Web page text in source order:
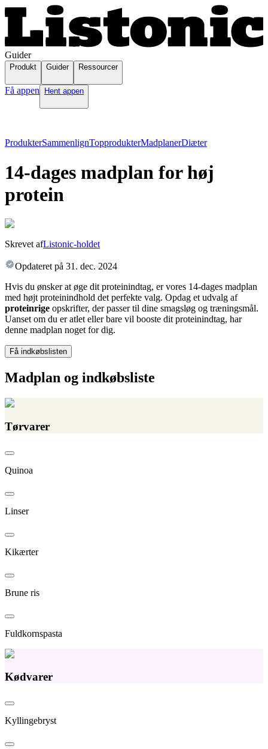
Guider
Produkt Guider Ressourcer
Få appen Hent appen
ProdukterSammenlignTopprodukterMadplanerDiæter
14-dages madplan for høj
protein
Skrevet afListonic-holdet
Opdateret på 31. dec. 2024
Hvis du ønsker at øge dit proteinindtag, er vores 14-dages madplan
med højt proteinindhold det perfekte valg. Opdag et udvalg af
proteinrige opskrifter, der passer til dine smagsløg og træningsmål.
Uanset om du er atlet eller bare vil booste dit proteinindtag, har
denne madplan noget for dig.
Få indkøbslisten
Madplan og indkøbsliste
Tørvarer
Quinoa
Linser
Kikærter
Brune ris
Fuldkornspasta
Kødvarer
Kyllingebryst